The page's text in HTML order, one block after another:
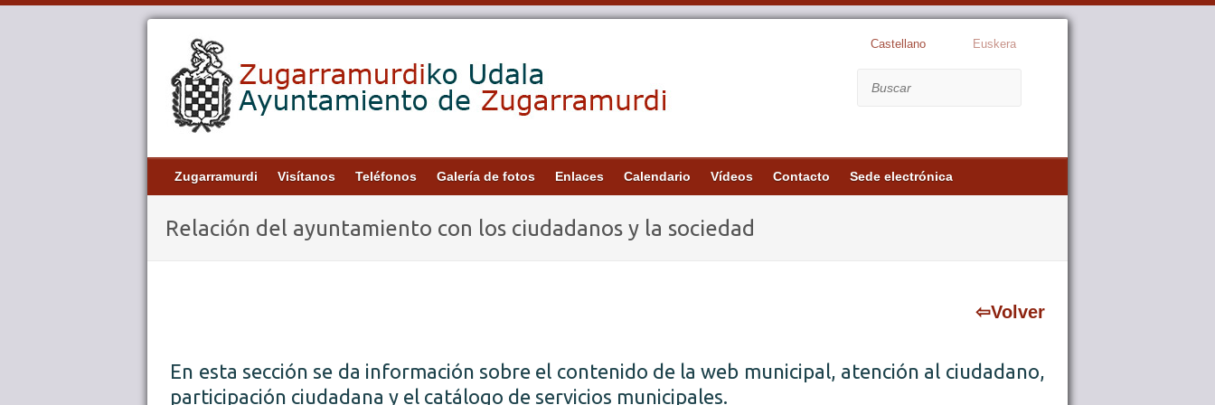
Castellano Euskera
Zugarramurdi Visítanos Teléfonos Galería de fotos Enlaces Calendario Vídeos Contacto Sede electrónica
Relación del ayuntamiento con los ciudadanos y la sociedad
⇦Volver
En esta sección se da información sobre el contenido de la web municipal, atención al ciudadano,
participación ciudadana y el catálogo de servicios municipales.